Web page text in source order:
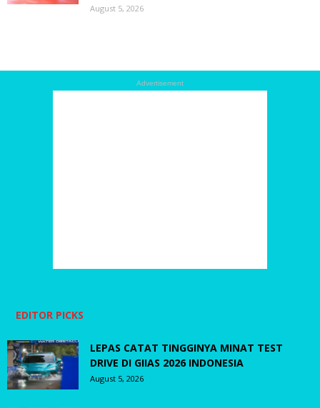
August 5, 2026
Advertisement
EDITOR PICKS
LEPAS CATAT TINGGINYA MINAT TEST
DRIVE DI GIIAS 2026 INDONESIA
August 5, 2026